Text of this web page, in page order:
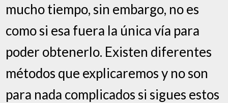
mucho tiempo, sin embargo, no es
como si esa fuera la única vía para
poder obtenerlo. Existen diferentes
métodos que explicaremos y no son
para nada complicados si sigues estos